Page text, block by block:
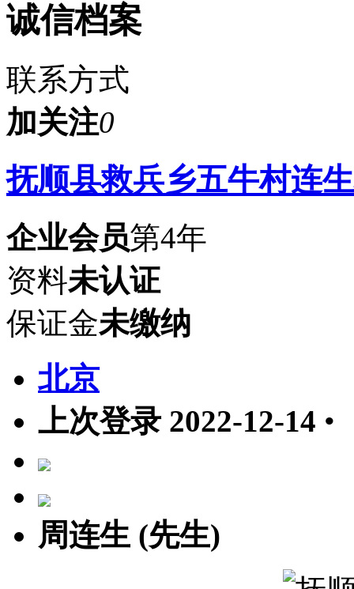
诚信档案
联系方式
加关注0
抚顺县救兵乡五牛村连
企业会员第4年
资料未认证
保证金未缴纳
北京
上次登录 2022-12-14 •
周连生 (先生)